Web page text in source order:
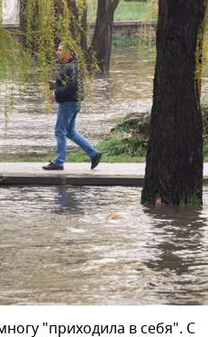
"приходила в себя". С